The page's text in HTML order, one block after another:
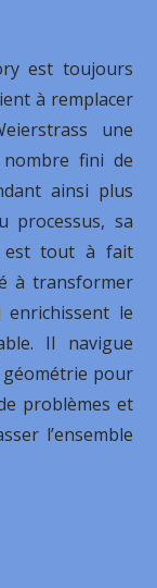
est toujours
à remplacer
une
fini de
ainsi plus
processus, sa
est tout à fait
à transformer
le
Il navigue
géométrie pour
problèmes et
l’ensemble